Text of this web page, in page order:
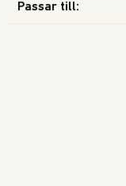
Passar till: